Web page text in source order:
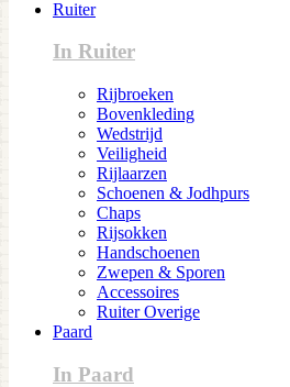
Ruiter
In Ruiter
Rijbroeken
Bovenkleding
Wedstrijd
Veiligheid
Rijlaarzen
Schoenen & Jodhpurs
Chaps
Rijsokken
Handschoenen
Zwepen & Sporen
Accessoires
Ruiter Overige
Paard
In Paard